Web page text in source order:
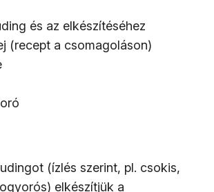
és az elkészítéséhez
(recept a csomagoláson)
(ízlés szerint, pl. csokis,
elkészítjük a